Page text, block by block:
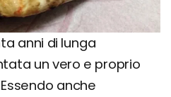
anni di lunga
un vero e proprio
anche